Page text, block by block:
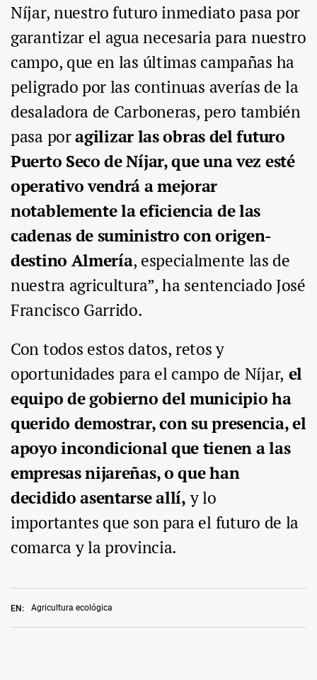
EN: Agricultura ecológica
Níjar, nuestro futuro inmediato pasa por
garantizar el agua necesaria para nuestro
campo, que en las últimas campañas ha
peligrado por las continuas averías de la
desaladora de Carboneras, pero también
pasa poragilizar las obras del futuro
Puerto Seco de Níjar, que una vez esté
operativo vendrá a mejorar
notablemente la eficiencia de las
cadenas de suministro con origen-
destino Almería, especialmente las de
nuestra agricultura”, ha sentenciado José
Francisco Garrido.
Con todos estos datos, retos y
oportunidades para el campo de Níjar, el
equipo de gobierno del municipio ha
querido demostrar, con su presencia, el
apoyo incondicional que tienen a las
empresas nijareñas, o que han
decidido asentarse allí,y lo
importantes que son para el futuro de la
comarca y la provincia.